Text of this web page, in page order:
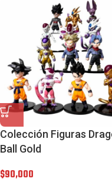
Colección Figuras
Ball Gold
$90,000